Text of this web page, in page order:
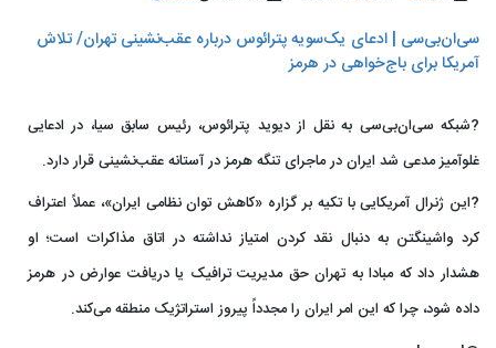
سی‌ان‌بی‌سی | ادعای یک‌سویه پترائوس درباره عقب‌نشینی تهران/ تلاش
آمریکا برای باج‌خواهی در هرمز
?شبکه سی‌ان‌بی‌سی به نقل از دیوید پترائوس، رئیس سابق سیا، در ادعایی
غلوآمیز مدعی شد ایران در ماجرای تنگه هرمز در آستانه عقب‌نشینی قرار دارد.
?این ژنرال آمریکایی با تکیه بر گزاره «کاهش توان نظامی ایران»، عملاً اعتراف
کرد واشینگتن به دنبال نقد کردن امتیاز نداشته در اتاق مذاکرات است؛ او
هشدار داد که مبادا به تهران حق مدیریت ترافیک یا دریافت عوارض در هرمز
داده شود، چرا که این امر ایران را مجدداً پیروز استراتژیک منطقه می‌کند.